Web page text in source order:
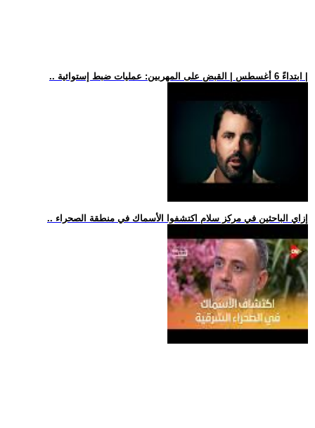
.. إزاي الباحثين في مركز سلام اكتشفوا الأسماك في منطقة الصحراء